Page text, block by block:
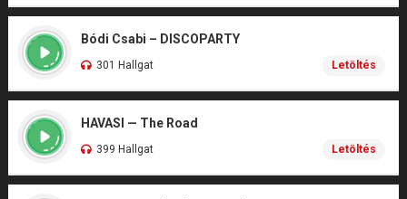
Bódi Csabi – DISCOPARTY
301 Hallgat Letöltés
HAVASI — The Road
399 Hallgat Letöltés